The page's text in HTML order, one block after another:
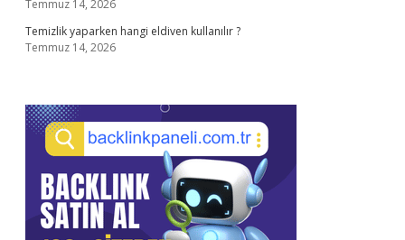
Temmuz 14, 2026
Temizlik yaparken hangi eldiven kullanılır ?
Temmuz 14, 2026